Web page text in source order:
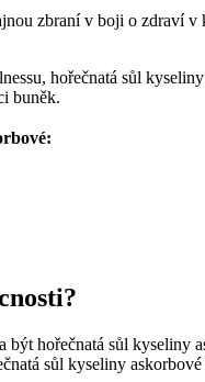
zbraní v boji o zdraví
hořečnatá sůl
buněk.
hořečnatá sůl
sůl kyseliny